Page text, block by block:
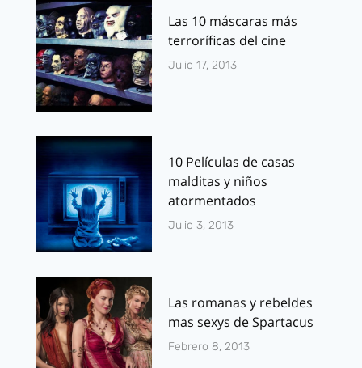
Las 10 máscaras más
terroríficas del cine
Julio 17, 2013
10 Películas de casas
malditas y niños
atormentados
Julio 3, 2013
Las romanas y rebeldes
mas sexys de Spartacus
Febrero 8, 2013